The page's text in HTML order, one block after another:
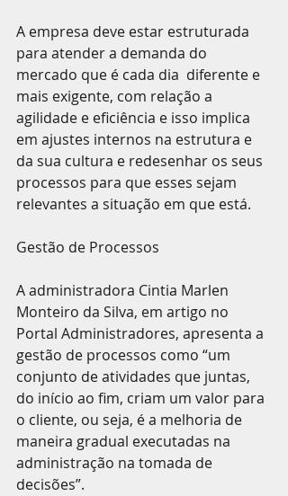
A empresa deve estar estruturada
para atender a demanda do
mercado que é cada dia  diferente e
mais exigente, com relação a
agilidade e eficiência e isso implica
em ajustes internos na estrutura e
da sua cultura e redesenhar os seus
processos para que esses sejam
relevantes a situação em que está.
Gestão de Processos
A administradora Cintia Marlen
Monteiro da Silva, em artigo no
Portal Administradores, apresenta a
gestão de processos como “um
conjunto de atividades que juntas,
do início ao fim, criam um valor para
o cliente, ou seja, é a melhoria de
maneira gradual executadas na
administração na tomada de
decisões”.